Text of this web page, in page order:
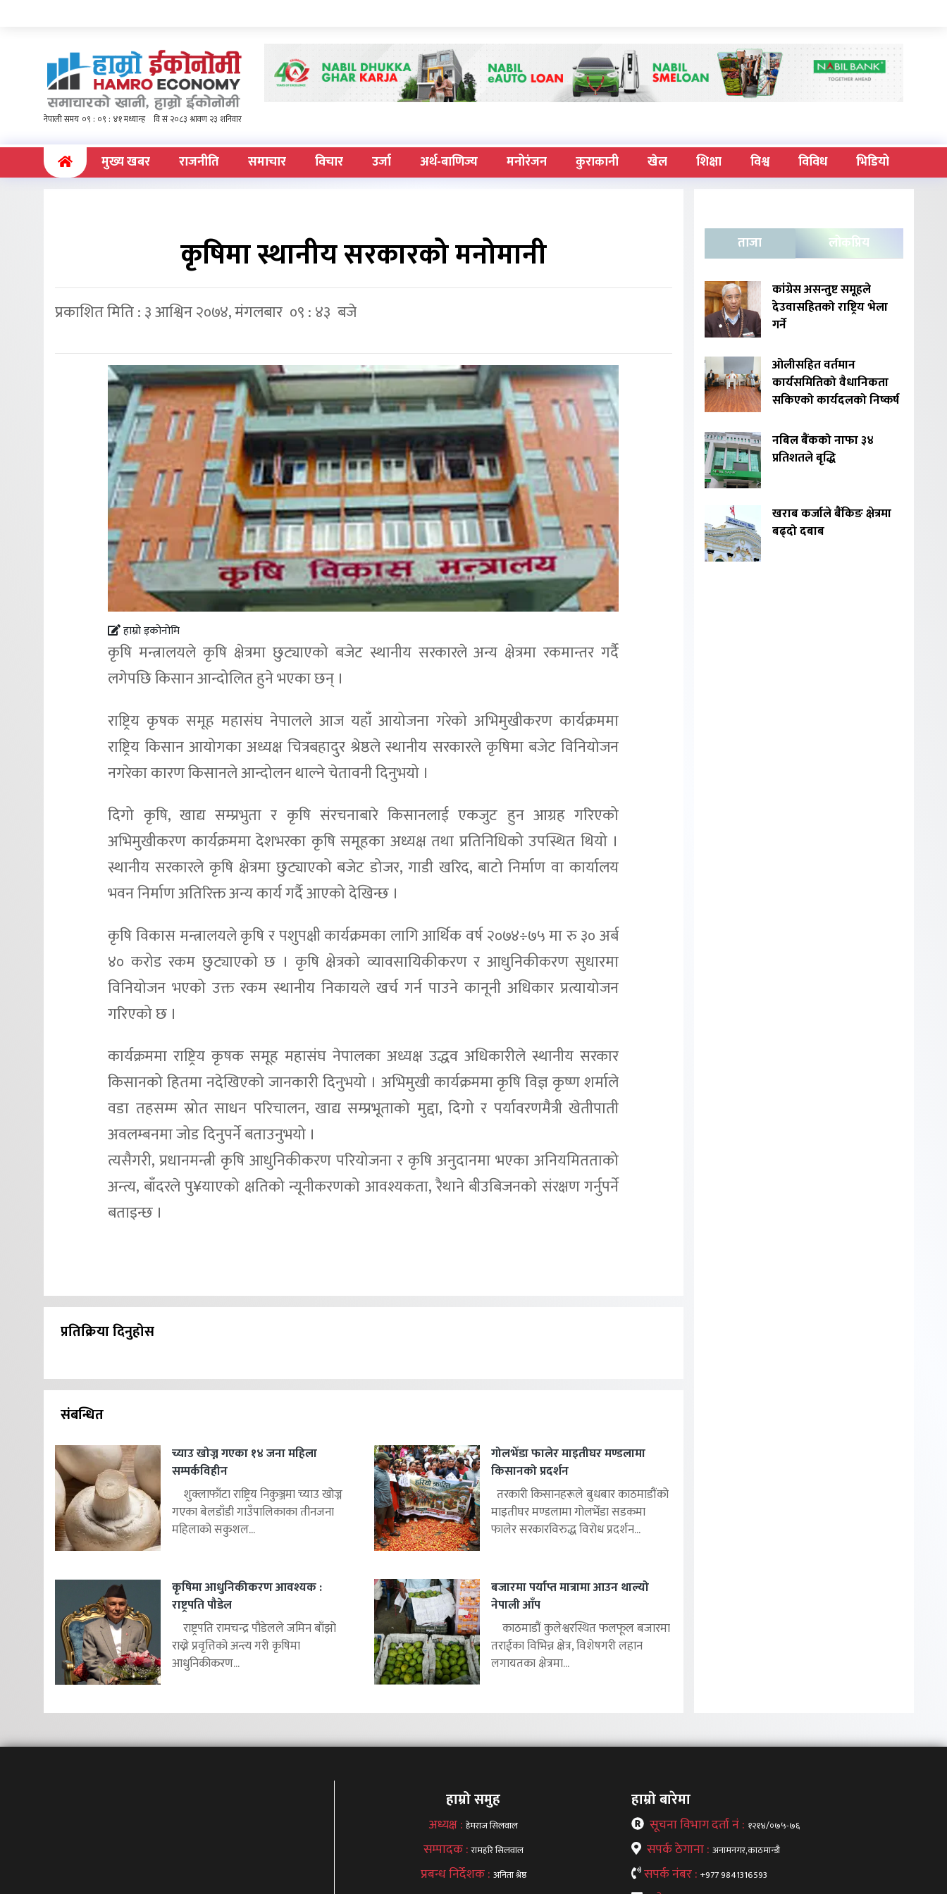
(current)मुख्य खबर राजनीति समाचार विचार उर्जा अर्थ-बाणिज्य मनोरंजन कुराकानी खेल शिक्षा विश्व विविध भिडियो
कृषिमा स्थानीय सरकारको मनोमानी
प्रकाशित मिति : ३ आश्विन २०७४, मंगलबार ०९ : ४३ बजे
हाम्रो इकोनोमि
कृषि मन्त्रालयले कृषि क्षेत्रमा छुट्याएको बजेट स्थानीय सरकारले अन्य क्षेत्रमा रकमान्तर गर्दै
लगेपछि किसान आन्दोलित हुने भएका छन् ।
राष्ट्रिय कृषक समूह महासंघ नेपालले आज यहाँ आयोजना गरेको अभिमुखीकरण कार्यक्रममा
राष्ट्रिय किसान आयोगका अध्यक्ष चित्रबहादुर श्रेष्ठले स्थानीय सरकारले कृषिमा बजेट विनियोजन
नगरेका कारण किसानले आन्दोलन थाल्ने चेतावनी दिनुभयो ।
दिगो कृषि, खाद्य सम्प्रभुता र कृषि संरचनाबारे किसानलाई एकजुट हुन आग्रह गरिएको
अभिमुखीकरण कार्यक्रममा देशभरका कृषि समूहका अध्यक्ष तथा प्रतिनिधिको उपस्थित थियो ।
स्थानीय सरकारले कृषि क्षेत्रमा छुट्याएको बजेट डोजर, गाडी खरिद, बाटो निर्माण वा कार्यालय
भवन निर्माण अतिरिक्त अन्य कार्य गर्दै आएको देखिन्छ ।
कृषि विकास मन्त्रालयले कृषि र पशुपक्षी कार्यक्रमका लागि आर्थिक वर्ष २०७४÷७५ मा रु ३० अर्ब
४० करोड रकम छुट्याएको छ । कृषि क्षेत्रको व्यावसायिकीकरण र आधुनिकीकरण सुधारमा
विनियोजन भएको उक्त रकम स्थानीय निकायले खर्च गर्न पाउने कानूनी अधिकार प्रत्यायोजन
गरिएको छ ।
कार्यक्रममा राष्ट्रिय कृषक समूह महासंघ नेपालका अध्यक्ष उद्धव अधिकारीले स्थानीय सरकार
किसानको हितमा नदेखिएको जानकारी दिनुभयो । अभिमुखी कार्यक्रममा कृषि विज्ञ कृष्ण शर्माले
वडा तहसम्म स्रोत साधन परिचालन, खाद्य सम्प्रभूताको मुद्दा, दिगो र पर्यावरणमैत्री खेतीपाती
अवलम्बनमा जोड दिनुपर्ने बताउनुभयो ।
त्यसैगरी, प्रधानमन्त्री कृषि आधुनिकीकरण परियोजना र कृषि अनुदानमा भएका अनियमितताको
अन्त्य, बाँदरले पु¥याएको क्षतिको न्यूनीकरणको आवश्यकता, रैथाने बीउबिजनको संरक्षण गर्नुपर्ने
बताइन्छ ।
प्रतिक्रिया दिनुहोस
संबन्धित
च्याउ खोज्न गएका १४ जना महिला
सम्पर्कविहीन
शुक्लाफाँटा राष्ट्रिय निकुञ्जमा च्याउ खोज्न
गएका बेलडाँडी गाउँपालिकाका तीनजना
महिलाको सकुशल...
गोलभेँडा फालेर माइतीघर मण्डलामा
किसानको प्रदर्शन
तरकारी किसानहरूले बुधबार काठमाडौंको
माइतीघर मण्डलामा गोलभेँडा सडकमा
फालेर सरकारविरुद्ध विरोध प्रदर्शन...
कृषिमा आधुनिकीकरण आवश्यक :
राष्ट्रपति पौडेल
राष्ट्रपति रामचन्द्र पौडेलले जमिन बाँझो
राख्ने प्रवृत्तिको अन्त्य गरी कृषिमा
आधुनिकीकरण...
बजारमा पर्याप्त मात्रामा आउन थाल्यो
नेपाली आँप
काठमाडौं कुलेश्वरस्थित फलफूल बजारमा
तराईका विभिन्न क्षेत्र, विशेषगरी लहान
लगायतका क्षेत्रमा...
ताजा लोकप्रिय
कांग्रेस असन्तुष्ट समूहले
देउवासहितको राष्ट्रिय भेला
गर्ने
ओलीसहित वर्तमान
कार्यसमितिको वैधानिकता
सकिएको कार्यदलको निष्कर्ष
नबिल बैंकको नाफा ३४
प्रतिशतले बृद्धि
खराब कर्जाले बैंकिङ क्षेत्रमा
बढ्दो दबाब
हाम्रो समुह
अध्यक्ष :हेमराज सिलवाल
सम्पादक :रामहरि सिलवाल
प्रबन्ध निर्देशक : अनिता श्रेष्ठ
हाम्रो बारेमा
सूचना विभाग दर्ता नं : १२१४/०७५-७६
सपर्क ठेगाना : अनामनगर,काठमान्डौ
सपर्क नंबर : +977 9841316593